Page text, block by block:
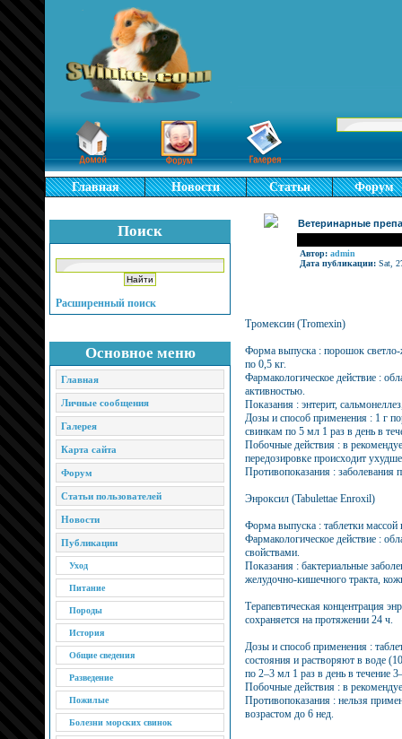
Главная Новости Статьи Форум
Поиск
Расширенный поиск
Основное меню
Главная
Личные сообщения
Галерея
Карта сайта
Форум
Статьи пользователей
Новости
Публикации
Уход
Питание
Породы
История
Общие сведения
Разведение
Пожилые
Болезни морских свинок
Ветеринарные
Автор: admin
Дата публикации: Sat,
Тромексин (Tromexin)
Форма выпуска : порошок светло-
по 0,5 кг.
Фармакологическое действие :
активностью.
Показания : энтерит,
Дозы и способ применения : 1 г
свинкам по 5 мл 1 раз в день в
Побочные действия : в
передозировке происходит
Противопоказания : заболевания
Энроксил (Tabulettae Enroxil)
Форма выпуска : таблетки
Фармакологическое действие :
свойствами.
Показания : бактериальные
желудочно-кишечного тракта,
Терапевтическая концентрация
сохраняется на протяжении 24 ч.
Дозы и способ применения :
состояния и растворяют в воде
по 2–3 мл 1 раз в день в течение
Побочные действия : в
Противопоказания : нельзя
возрастом до 6 нед.